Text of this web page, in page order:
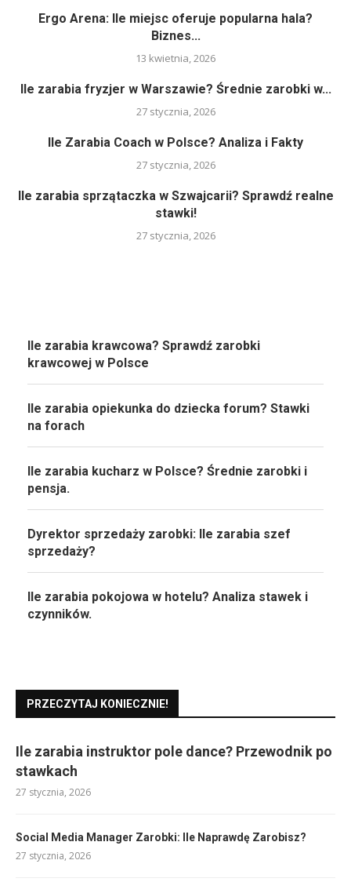
Ergo Arena: Ile miejsc oferuje popularna hala?
Biznes...
13 kwietnia, 2026
Ile zarabia fryzjer w Warszawie? Średnie zarobki w...
27 stycznia, 2026
Ile Zarabia Coach w Polsce? Analiza i Fakty
27 stycznia, 2026
Ile zarabia sprzątaczka w Szwajcarii? Sprawdź realne
stawki!
27 stycznia, 2026
Ile zarabia krawcowa? Sprawdź zarobki
krawcowej w Polsce
Ile zarabia opiekunka do dziecka forum? Stawki
na forach
Ile zarabia kucharz w Polsce? Średnie zarobki i
pensja.
Dyrektor sprzedaży zarobki: Ile zarabia szef
sprzedaży?
Ile zarabia pokojowa w hotelu? Analiza stawek i
czynników.
PRZECZYTAJ KONIECZNIE!
Ile zarabia instruktor pole dance? Przewodnik po
stawkach
27 stycznia, 2026
Social Media Manager Zarobki: Ile Naprawdę Zarobisz?
27 stycznia, 2026